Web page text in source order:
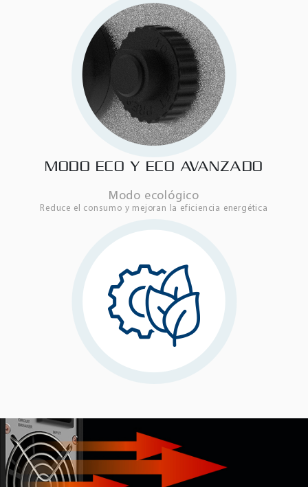
MODO ECO Y ECO AVANZADO
Modo ecológico
Reduce el consumo y mejoran la eficiencia energética